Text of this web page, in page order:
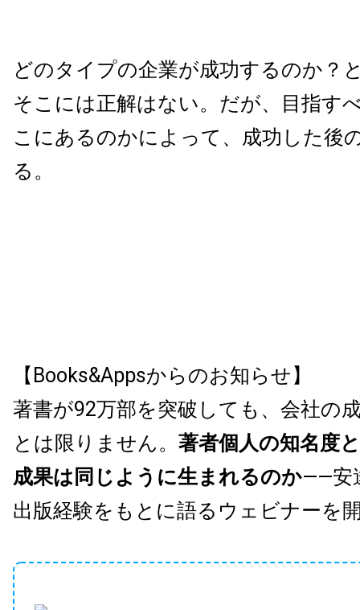
どのタイプの企業が成功するのか？
そこには正解はない。だが、目指す
こにあるのかによって、成功した後
る。
【Books&Appsからのお知らせ】
著書が92万部を突破しても、会社の
とは限りません。 著者個人の知名度
成果は同じように生まれるのか——安
出版経験をもとに語るウェビナーを